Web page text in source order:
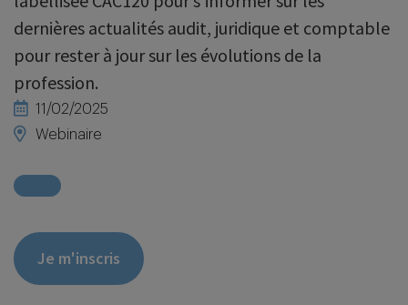
dernières actualités audit, juridique et comptable
pour rester à jour sur les évolutions de la
profession.
11/02/2025
Webinaire
Je m'inscris